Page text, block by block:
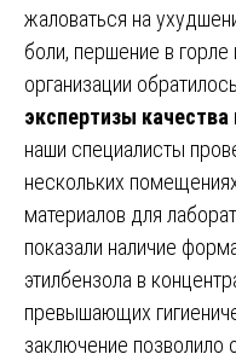
жаловаться на
боли, першение в
организации
экспертизы качества
наши специалисты
нескольких
материалов для
показали наличие
этилбензола в
превышающих
заключение позволило